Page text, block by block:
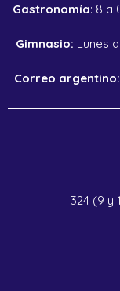
Gastronomía: 8 a
Gimnasio: Lunes
Correo argentino:
324 (9 y